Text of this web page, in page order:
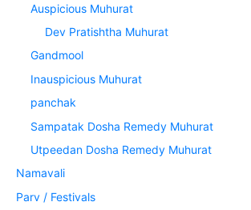
Auspicious Muhurat
Dev Pratishtha Muhurat
Gandmool
Inauspicious Muhurat
panchak
Sampatak Dosha Remedy Muhurat
Utpeedan Dosha Remedy Muhurat
Namavali
Parv / Festivals